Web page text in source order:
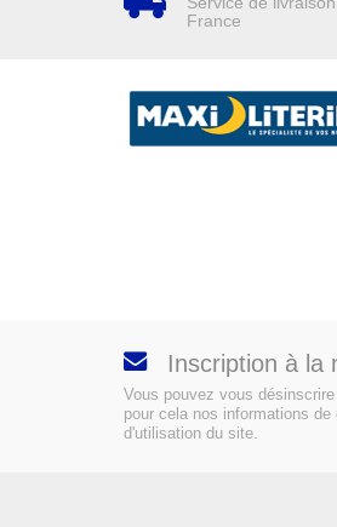
France
Inscription à la
Vous pouvez vous
pour cela nos informations
d'utilisation du site.